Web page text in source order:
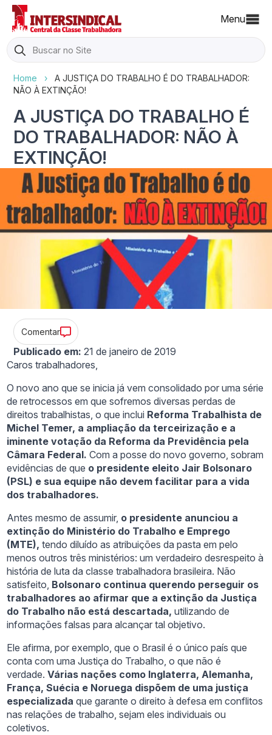
Menu
Search
for:
Home ›
A JUSTIÇA DO TRABALHO É DO TRABALHADOR:
NÃO À EXTINÇÃO!
A JUSTIÇA DO TRABALHO É
DO TRABALHADOR: NÃO À
EXTINÇÃO!
Comentar
Publicado em: 21 de janeiro de 2019
Caros trabalhadores,
O novo ano que se inicia já vem consolidado por uma série
de retrocessos em que sofremos diversas perdas de
direitos trabalhistas, o que inclui Reforma Trabalhista de
Michel Temer, a ampliação da terceirização e a
iminente votação da Reforma da Previdência pela
Câmara Federal. Com a posse do novo governo, sobram
evidências de que o presidente eleito Jair Bolsonaro
(PSL) e sua equipe não devem facilitar para a vida
dos trabalhadores.
Antes mesmo de assumir, o presidente anunciou a
extinção do Ministério do Trabalho e Emprego
(MTE), tendo diluído as atribuições da pasta em pelo
menos outros três ministérios: um verdadeiro desrespeito à
história de luta da classe trabalhadora brasileira. Não
satisfeito, Bolsonaro continua querendo perseguir os
trabalhadores ao afirmar que a extinção da Justiça
do Trabalho não está descartada, utilizando de
informações falsas para alcançar tal objetivo.
Ele afirma, por exemplo, que o Brasil é o único país que
conta com uma Justiça do Trabalho, o que não é
verdade.Várias nações como Inglaterra, Alemanha,
França, Suécia e Noruega dispõem de uma justiça
especializada que garante o direito à defesa em conflitos
nas relações de trabalho, sejam eles individuais ou
coletivos.